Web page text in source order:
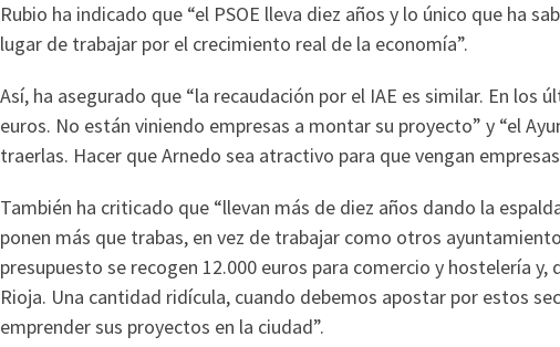
Rubio ha indicado que “el PSOE lleva diez años y lo único que ha
lugar de trabajar por el crecimiento real de la economía”.
Así, ha asegurado que “la recaudación por el IAE es similar. En los
euros. No están viniendo empresas a montar su proyecto” y “el
traerlas. Hacer que Arnedo sea atractivo para que vengan
También ha criticado que “llevan más de diez años dando la
ponen más que trabas, en vez de trabajar como otros
presupuesto se recogen 12.000 euros para comercio y hostelería y,
Rioja. Una cantidad ridícula, cuando debemos apostar por estos
emprender sus proyectos en la ciudad”.